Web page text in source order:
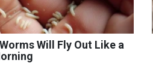
Will Fly Out Like a